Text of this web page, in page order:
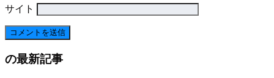
サイト
の最新記事